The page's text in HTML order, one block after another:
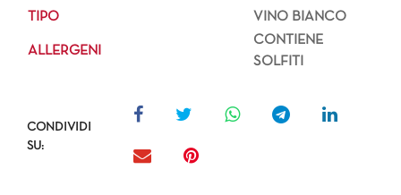
TIPO VINO BIANCO
ALLERGENI
CONTIENE
SOLFITI
CONDIVIDI
SU: